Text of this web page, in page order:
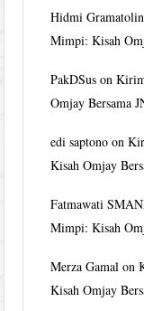
Hidmi
Mimpi: Kisah
PakDSus on
Omjay Bersama
edi saptono on
Kisah Omjay
Fatmawati
Mimpi: Kisah
Merza Gamal on
Kisah Omjay